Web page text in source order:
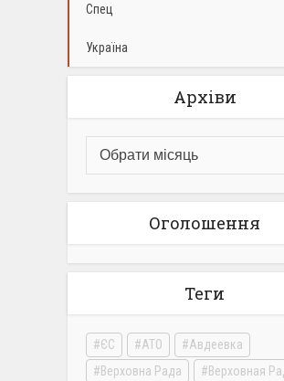
Спец
Україна
Архіви
Оголошення
Теги
ЄС АТО
Авдеевка
Верховна Рада
Верховная